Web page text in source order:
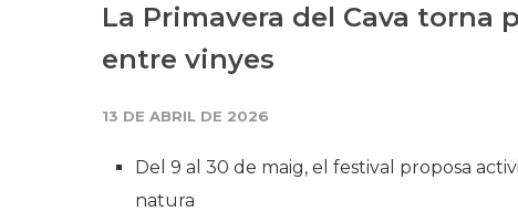
La Primavera del Cava torna
entre vinyes
13 DE ABRIL DE 2026
Del 9 al 30 de maig, el festival proposa
natura